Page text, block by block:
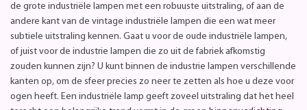
de grote industriële lampen met een robuuste uitstraling, of aan de
andere kant van de vintage industriële lampen die een wat meer
subtiele uitstraling kennen. Gaat u voor de oude industriële lampen,
of juist voor de industrie lampen die zo uit de fabriek afkomstig
zouden kunnen zijn? U kunt binnen de industrie lampen verschillende
kanten op, om de sfeer precies zo neer te zetten als hoe u deze voor
ogen heeft. Een industriële lamp geeft zoveel uitstraling dat het heel